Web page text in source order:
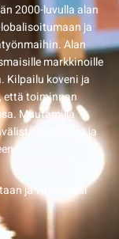
2000-luvulla alan
ja
Alan
markkinoille
Kilpailu koveni ja
että toiminnan
Muutamilla
toimintaa ja
ja viralliseksi